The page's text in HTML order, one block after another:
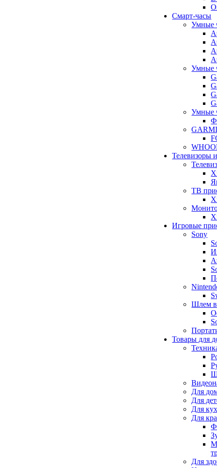
Смарт-часы
Умные
Умные
Умные
Телевизоры
ТВ
Игровые
Sony
Шлем
Товары для
Для
Для
Для
Для
Для